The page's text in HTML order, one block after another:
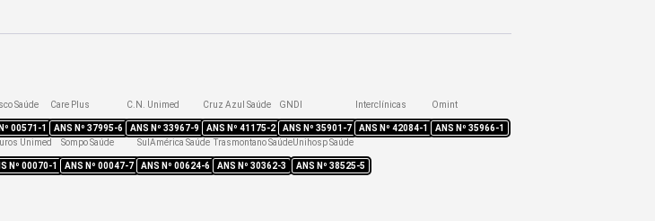
Saúde
00571-1
Care Plus
ANS Nº 37995-6
C.N. Unimed
ANS Nº 33967-9
Cruz Azul Saúde
ANS Nº 41175-2
GNDI
ANS Nº 35901-7
Interclínicas
ANS Nº 42084-1
Omint
ANS Nº 35966-1
Unimed
Nº 00070-1
Sompo Saúde
ANS Nº 00047-7
SulAmérica Saúde
ANS Nº 00624-6
Trasmontano Saúde
ANS Nº 30362-3
Unihosp Saúde
ANS Nº 38525-5